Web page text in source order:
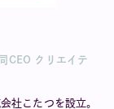
CEO クリエイテ
社こたつを設立。